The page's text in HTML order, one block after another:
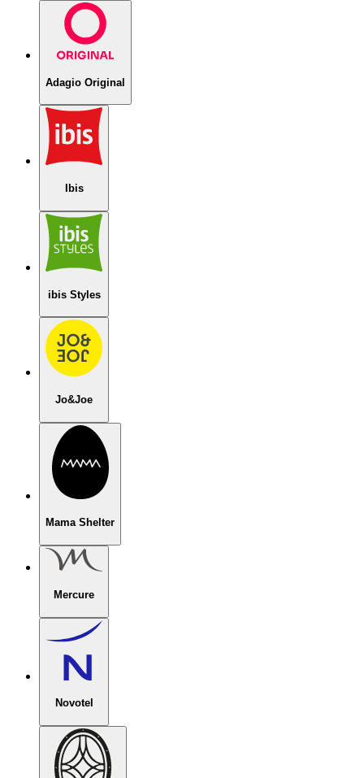
Adagio Original
Ibis
ibis Styles
Jo&Joe
Mama Shelter
Mercure
Novotel